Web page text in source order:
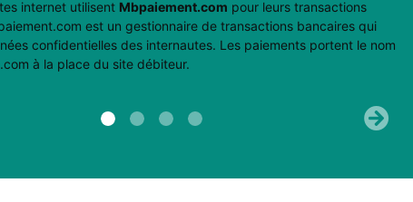
internet utilisent Mbpaiement.com pour leurs transactions
est un gestionnaire de transactions bancaires qui
confidentielles des internautes. Les paiements portent le nom
à la place du site débiteur.
Suivant